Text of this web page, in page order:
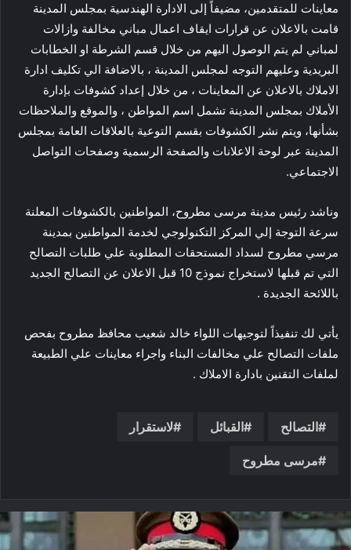
معاينات للمتقدمين، مضيفاً إلى الادارة الهندسية بمجلس المدينة
قامت بالاعلان عن قرارات ايقاف اعمال مباني مخالفة وازالات
لمباني لم يتم الوصول اليهم من خلال قسم الشرطة او الخطابات
البريدية وعليهم التوجه لمجلس المدينة ، بالاضافة الي تكليف ادارة
الاملاك بالاعلان عن المعاينات ، من خلال إعداد كشوفات بإدارة
الأملاك بمجلس المدينة تشمل اسم المواطن ، والموقع والملاحظات
بشأنها، ويتم نشر الكشوفات بقسم التوعية بالعلاقات العامة بمجلس
المدينة عبر لوحة الاعلانات والصفحة الرسمية وصفحات التواصل
الاجتماعي.
وناشد رئيس مدينة مرسى مطروح، المواطنين بالكشوفات المعلنة
سرعة التوجة إلي المركز التكنولوجي لخدمة المواطنين بمدينة
مرسي مطروح لسداد المستحقات المطلوبة علي طلبات التصالح
التي تم قبلها لاستخراج نموذج 10 قبل الاعلان عن التصالح الجديد
باللائحة الجديدة .
يأتي لك تنفيذاً لتوجيهات اللواء خالد شعيب محافظ مطروح بفحص
ملفات التصالح علي مخالفات البناء واجراء معاينات علي الطبيعة
لملفات التقنين بادارة الاملاك .
التصالح القبائل لاستقرار
مرسى مطروح